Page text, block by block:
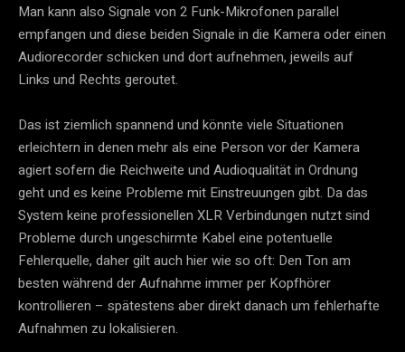
Man kann also Signale von 2 Funk-Mikrofonen parallel
empfangen und diese beiden Signale in die Kamera oder einen
Audiorecorder schicken und dort aufnehmen, jeweils auf
Links und Rechts geroutet.
Das ist ziemlich spannend und könnte viele Situationen
erleichtern in denen mehr als eine Person vor der Kamera
agiert sofern die Reichweite und Audioqualität in Ordnung
geht und es keine Probleme mit Einstreuungen gibt. Da das
System keine professionellen XLR Verbindungen nutzt sind
Probleme durch ungeschirmte Kabel eine potentuelle
Fehlerquelle, daher gilt auch hier wie so oft: Den Ton am
besten während der Aufnahme immer per Kopfhörer
kontrollieren – spätestens aber direkt danach um fehlerhafte
Aufnahmen zu lokalisieren.